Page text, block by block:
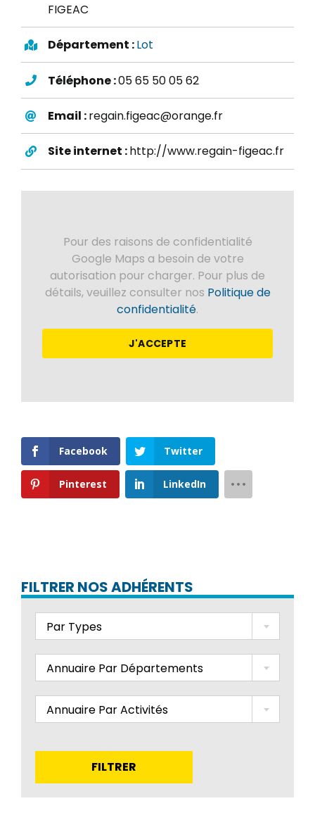
FIGEAC
Département :Lot
Téléphone :05 65 50 05 62
Email :regain.figeac@orange.fr
Site internet :http://www.regain-figeac.fr
Pour des raisons de confidentialité
Google Maps a besoin de votre
autorisation pour charger. Pour plus de
détails, veuillez consulter nos Politique de
confidentialité.
J'ACCEPTE
Facebook Twitter
Pinterest LinkedIn
FILTRER NOS ADHÉRENTS
Par Types
Annuaire Par Départements
Annuaire Par Activités
FILTRER